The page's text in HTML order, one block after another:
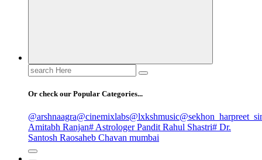
Search
for:
Or check our Popular Categories...
@arshnaagra@cinemixlabs@lxkshmusic
Amitabh Ranjan# Astrologer Pandit Rahul Shastri# Dr.
Santosh Raosaheb Chavan mumbai